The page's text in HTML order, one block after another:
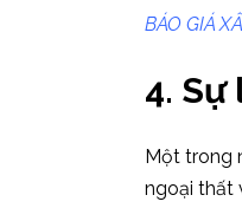
BÁO GIÁ
4.
Một trong
ngoại thất